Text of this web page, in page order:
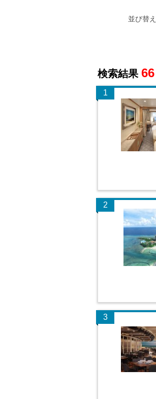
並び替え
検索結果 66
1
2
3